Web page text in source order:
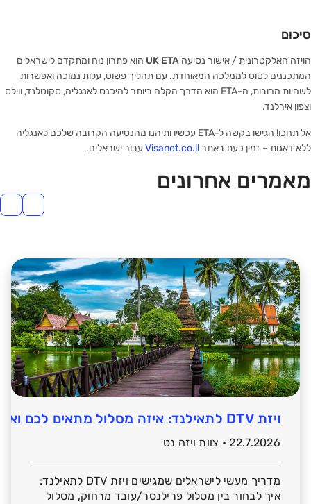
סיכום
הויזה האלקטרונית / אישור נסיעה UK ETA הוא פתרון נוח ומתקדם לישראלים
המתכננים לטוס לממלכה המאוחדת. עם תהליך פשוט, עלות נמוכה ואפשרות
לשהיות מרובות, ה-ETA הוא הדרך הקלה ביותר להיכנס לאנגליה, סקוטלנד, ווילס
וצפון אירלנד.
אל תחכו! הגישו בקשה ל-ETA עכשיו ותיהנו מהנסיעה הקרובה שלכם לאנגליה
ללא דאגות – זמין כעת באתרVisanet.co.il עבור ישראלים.
מאמרים אחרונים
ויזת DTV לתאילנד: איזה מסלול מתאים לכם ואילו מסמכים צריך להכין?
22.7.2026 • צוות ויזה נט
מדריך מעשי לישראלים שמגישים ויזת DTV לתאילנד:
איך לבחור בין מסלול פרילנסר/עובד מרחוק, מסלול